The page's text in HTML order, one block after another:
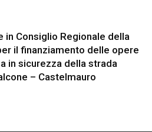
in Consiglio Regionale della
il finanziamento delle opere
in sicurezza della strada
– Castelmauro